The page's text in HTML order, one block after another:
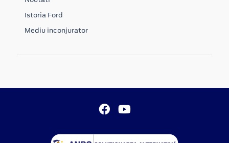
Istoria Ford
Mediu inconjurator